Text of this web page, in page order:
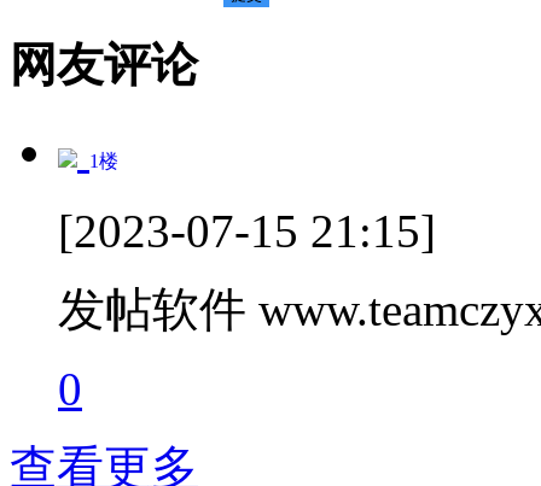
网友评论
1楼
[2023-07-15 21:15]
发帖软件
0
查看更多